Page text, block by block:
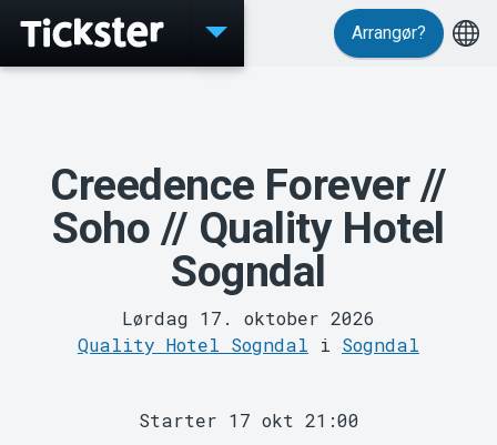
MyTickster
Arrangør?
Creedence Forever //
Soho // Quality Hotel
Sogndal
Lørdag 17. oktober 2026
Quality Hotel Sogndal i Sogndal
Starter 17 okt 21:00